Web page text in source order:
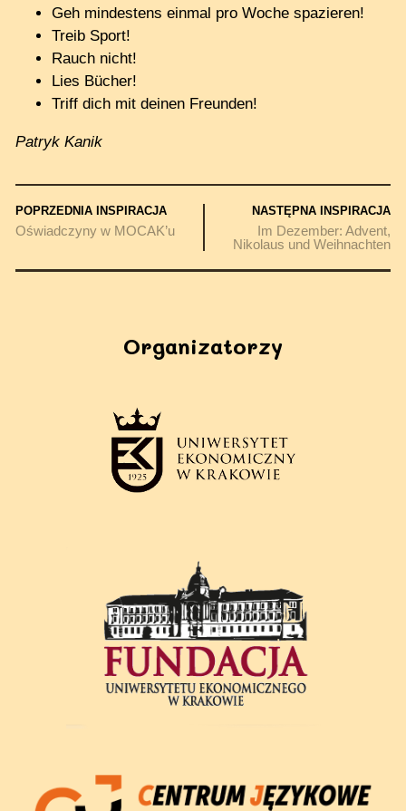
Geh mindestens einmal pro Woche spazieren!
Treib Sport!
Rauch nicht!
Lies Bücher!
Triff dich mit deinen Freunden!
Patryk Kanik
POPRZEDNIA INSPIRACJA
Oświadczyny w MOCAK’u
NASTĘPNA INSPIRACJA
Im Dezember: Advent,
Nikolaus und Weihnachten
Organizatorzy